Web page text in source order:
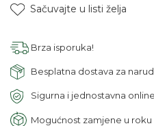
Sačuvajte u listi želja
Brza isporuka!
Besplatna dostava za
Sigurna i jednostavna
Mogućnost zamjene u roku